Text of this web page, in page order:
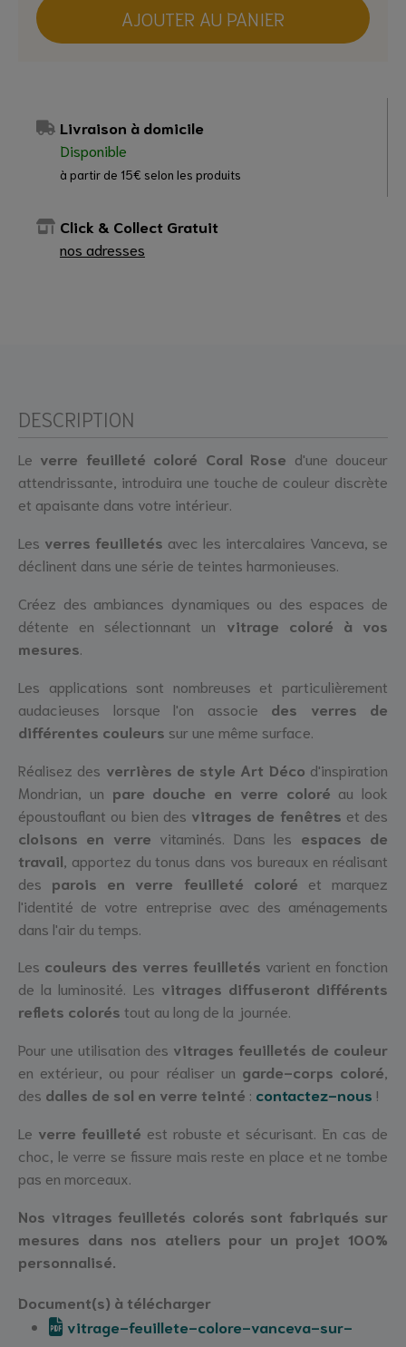
AJOUTER AU PANIER
Livraison à domicile
Disponible
à partir de 15€ selon les produits
Click & Collect Gratuit
nos adresses
DESCRIPTION
Le verre feuilleté coloré Coral Rose d'une douceur
attendrissante, introduira une touche de couleur discrète
et apaisante dans votre intérieur.
Les verres feuilletés avec les intercalaires Vanceva, se
déclinent dans une série de teintes harmonieuses.
Créez des ambiances dynamiques ou des espaces de
détente en sélectionnant un vitrage coloré à vos
mesures
Les applications sont nombreuses et particulièrement
audacieuses lorsque l'on associe des verres de
différentes couleurs sur une même surface.
Réalisez des verrières de style Art Déco d'inspiration
Mondrian, un pare douche en verre coloré au look
époustouflant ou bien des vitrages de fenêtres et des
cloisons en verre vitaminés. Dans les espaces de
travail , apportez du tonus dans vos bureaux en réalisant
des parois en verre feuilleté coloré et marquez
l'identité de votre entreprise avec des aménagements
dans l'air du temps.
Les couleurs des verres feuilletés varient en fonction
de la luminosité. Les vitrages diffuseront différents
reflets colorés tout au long de la journée.
Pour une utilisation des vitrages feuilletés de couleur
en extérieur, ou pour réaliser un garde-corps coloré
des dalles de sol en verre teinté : contactez-nous !
Le verre feuilleté est robuste et sécurisant. En cas de
choc, le verre se fissure mais reste en place et ne tombe
pas en morceaux.
Nos vitrages feuilletés colorés sont fabriqués sur
mesures dans nos ateliers pour un projet 100%
personnalisé.
Document(s) à télécharger
vitrage-feuillete-colore-vanceva-sur-